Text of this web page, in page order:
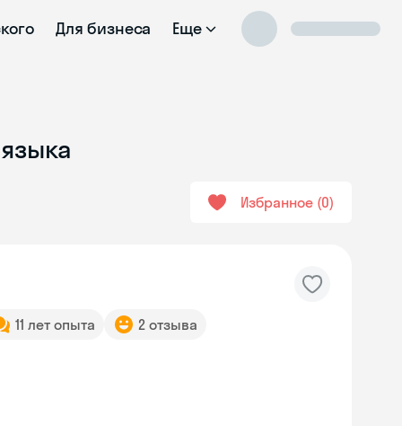
Для бизнеса Еще
Избранное 0
11 лет опыта 2 отзыва